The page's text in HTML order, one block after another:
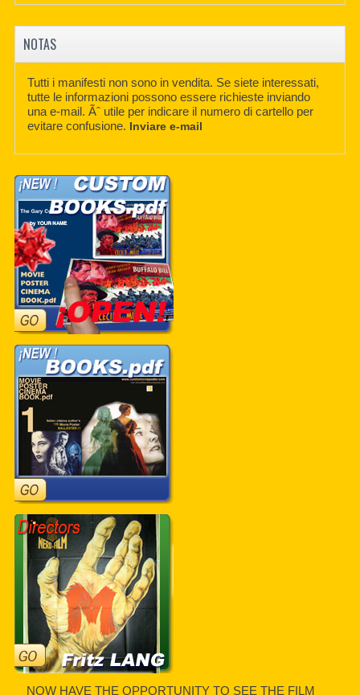
NOTAS
Tutti i manifesti non sono in vendita. Se siete interessati,
tutte le informazioni possono essere richieste inviando
una e-mail. Ãˆ utile per indicare il numero di cartello per
evitare confusione. Inviare e-mail
NOW HAVE THE OPPORTUNITY TO SEE THE FILM